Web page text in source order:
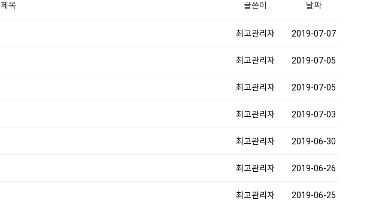
제목 글쓴이 날짜
최고관리자 2019-07-07
최고관리자 2019-07-05
최고관리자 2019-07-05
최고관리자 2019-07-03
최고관리자 2019-06-30
최고관리자 2019-06-26
최고관리자 2019-06-25